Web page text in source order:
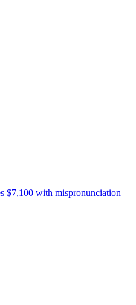
$7,100 with mispronunciation